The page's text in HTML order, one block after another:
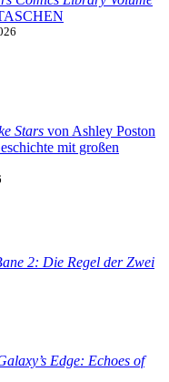
Stars von Ashley Poston
mit großen
2: Die Regel der Zwei
Edge: Echoes of